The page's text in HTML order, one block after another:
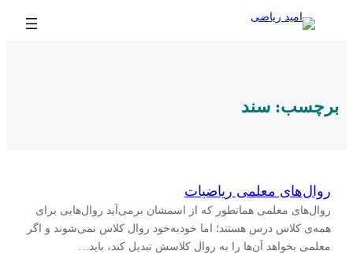
برچسب: سند
روال‌های معلمی ریاضیات
روال‌های معلمی همانطور که از اسمشان برمی‌آید روال‌هایی برای
همه‌ی کلاس درس هستند؛ اما خودبه‌خود روال کلاس نمی‌شوند و اگر
معلمی بخواهد آن‌ها را به روال کلاسش تبدیل کند، باید…